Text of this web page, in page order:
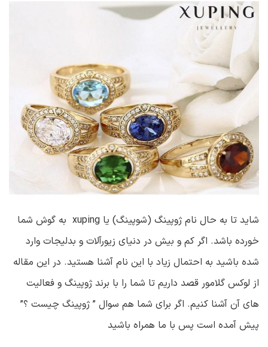
شاید تا به حال نام ژوپینگ (شوپینگ) یا xuping به گوش شما
خورده باشد. اگر کم و بیش در دنیای زیورآلات و بدلیجات وارد
شده باشید به احتمال زیاد با این نام آشنا هستید. در این مقاله
از لوکس گلامور قصد داریم تا شما را با برند ژوپینگ و فعالیت
های آن آشنا کنیم. اگر برای شما هم سوال ” ژوپینگ چیست ؟”
پیش آمده است پس با ما همراه باشید